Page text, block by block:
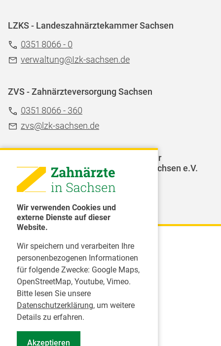
Wir verwenden Cookies und
externe Dienste auf dieser
Website.
Wir speichern und verarbeiten Ihre
personenbezogenen Informationen
für folgende Zwecke: Google Maps,
OpenStreetMap, Youtube, Vimeo.
Bitte lesen Sie unsere
Datenschutzerklärung, um weitere
Details zu erfahren.
Akzeptieren
LZKS - Landeszahnärztekammer Sachsen
0351 8066 - 0
verwaltung@Izk-sachsen.de
ZVS - Zahnärzteversorgung Sachsen
0351 8066 - 360
zvs@lzk-sachsen.de
LAGZ - Landesarbeitsgemeinschaft für
Jugendzahnpflege des Freistaates Sachsen e.V.
Karriere
Inserate
Praktikum in einer Zahnarztpraxis
Jobs im Zahnärztehaus
Presse
Pressemitteilungen